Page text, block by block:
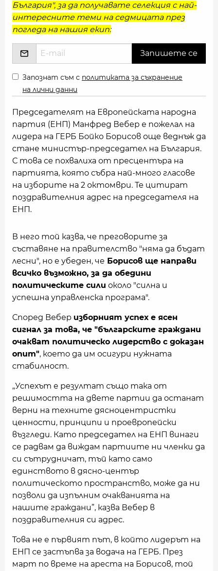
България", за да получавате селекция с най-
интересните теми на седмицата през
погледа на нашия екип:
Запознат съм с политиката за съхранение
на лични данни
Председателят на Европейската народна
партия (ЕНП) Манфред Вебер е пожелал на
лидера на ГЕРБ Бойко Борисов още веднъж да
стане министър-председател на България.
С това се похвалиха от пресцентъра на
партията, която събра най-много гласове
на изборите на 2 октомври. Те цитират
поздравителния адрес на председателя на
ЕНП.
В него той казва, че преговорите за
съставяне на правителство "няма да бъдат
лесни", но е убеден, че Борисов ще направи
всичко възможно, за да обедини
политическите сили около "силна и
успешна управленска програма".
Според Вебер изборният успех е ясен
сигнал за това, че "българските граждани
очакват политическо лидерство с доказан
опит", което да им осигури нужната
стабилност.
„Успехът е резултат също така от
решимостта на двете партии да останат
верни на техните дясноцентристки
ценности, принципи и проевропейски
възгледи. Като председател на ЕНП винаги
се радвам да виждам партиите ни членки да
си сътрудничат, тъй като само
единството в дясно-център
политическото пространство, може да ни
позволи да изпълним очакванията на
нашите граждани”, казва Вебер в
поздравителния си адрес.
Това не е първият път, в който лидерът на
ЕНП се застъпва за водача на ГЕРБ. През
март по време на ареста на Борисов, той